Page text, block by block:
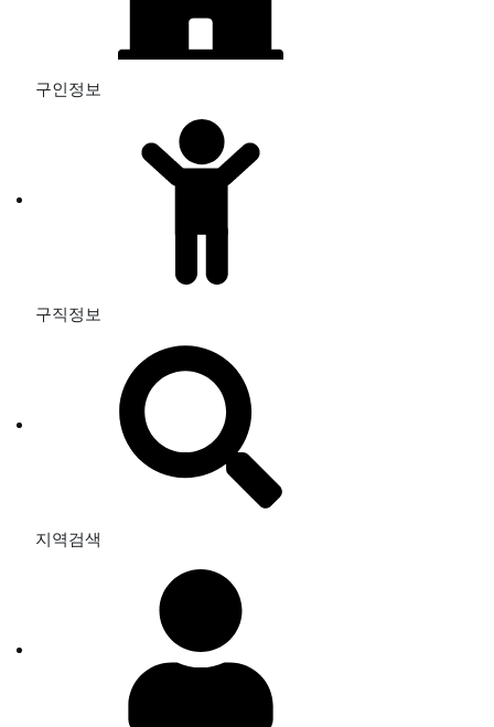
구인정보
구직정보
지역검색